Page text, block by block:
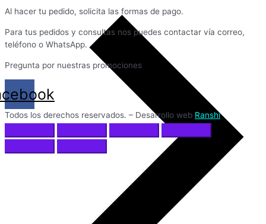
Al hacer tu pedido, solicita las formas de pago.
Para tus pedidos y consultas nos puedes contactar vía correo,
teléfono o WhatsApp.
Pregunta por nuestras promociones
Todos los derechos reservados. – Desarrollo web Ranshi